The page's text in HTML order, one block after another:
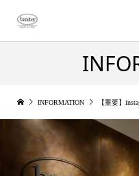
INFORMATION 【重要】